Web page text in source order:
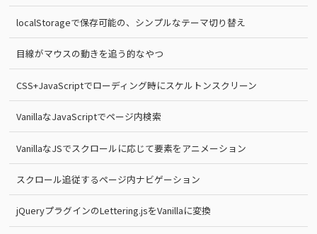
localStorageで保存可能の、シンプルなテーマ切り替え
目線がマウスの動きを追う的なやつ
CSS+JavaScriptでローディング時にスケルトンスクリーン
VanillaなJavaScriptでページ内検索
VanillaなJSでスクロールに応じて要素をアニメーション
スクロール追従するページ内ナビゲーション
jQueryプラグインのLettering.jsをVanillaに変換